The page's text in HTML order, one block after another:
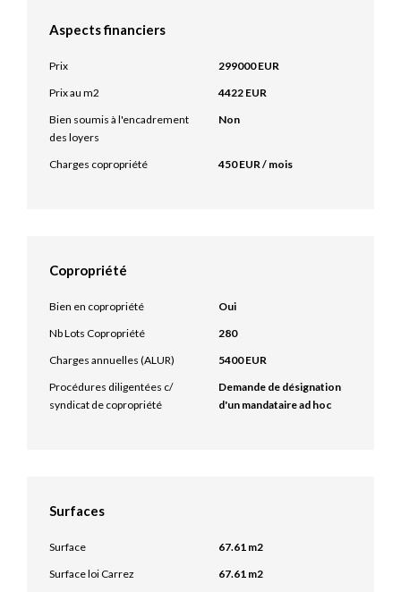
Aspects financiers
Prix
299000 EUR
Prix au m2
4422 EUR
Bien soumis à l'encadrement
des loyers
Non
Charges copropriété 450 EUR / mois
Copropriété
Bien en copropriété
Oui
Nb Lots Copropriété
280
Charges annuelles (ALUR)
5400 EUR
Procédures diligentées c/
syndicat de copropriété
Demande de désignation
d'un mandataire ad hoc
Surfaces
Surface
67.61 m2
Surface loi Carrez
67.61 m2